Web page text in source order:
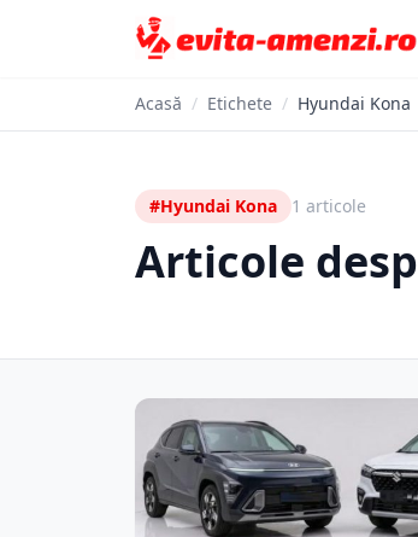
Acasă / Etichete / Hyundai Kona
#Hyundai Kona 1 articole
Articole